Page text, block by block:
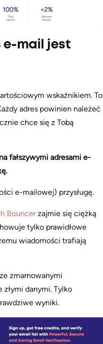
e-mail jest
wskaźnikiem. To
adres powinien należeć
chce się z Tobą
fałszywymi adresami e-
e-mailowej) przysługę.
Bouncerzajmie się ciężką
tylko prawidłowe
wiadomości trafiają
zmarnowanymi
danymi. Tylko
wyniki.